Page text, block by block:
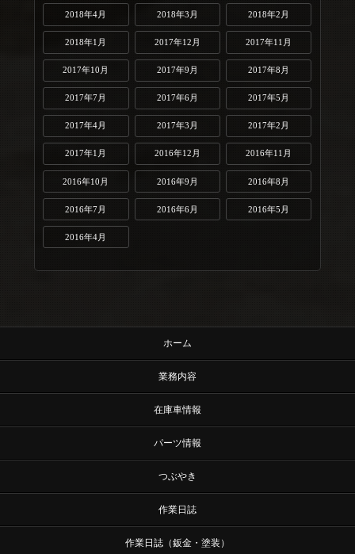
2018年4月 2018年3月 2018年2月
2018年1月 2017年12月 2017年11月
2017年10月 2017年9月 2017年8月
2017年7月 2017年6月 2017年5月
2017年4月 2017年3月 2017年2月
2017年1月 2016年12月 2016年11月
2016年10月 2016年9月 2016年8月
2016年7月 2016年6月 2016年5月
2016年4月
ホーム
業務内容
在庫車情報
パーツ情報
つぶやき
作業日誌
作業日誌（鈑金・塗装）